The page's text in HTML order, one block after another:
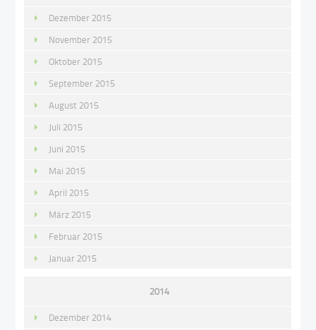
Dezember 2015
November 2015
Oktober 2015
September 2015
August 2015
Juli 2015
Juni 2015
Mai 2015
April 2015
März 2015
Februar 2015
Januar 2015
2014
Dezember 2014